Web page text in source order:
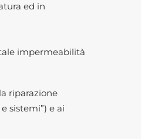
ed in
impermeabilità
riparazione
sistemi”) e ai